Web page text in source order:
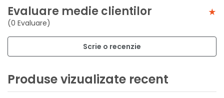
Evaluare medie clientilor
(0 Evaluare)
Scrie o recenzie
Produse vizualizate recent